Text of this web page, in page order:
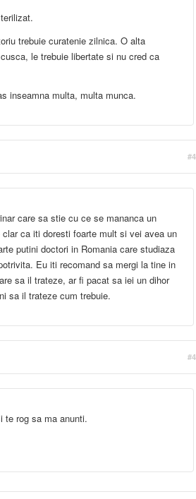
trebuie curatenie zilnica. O alta
le trebuie libertate si nu cred ca
inseamna multa, multa munca.
care sa stie cu ce se mananca un
ca iti doresti foarte mult si vei avea un
putini doctori in Romania care studiaza
Eu iti recomand sa mergi la tine in
sa il trateze, ar fi pacat sa iei un dihor
sa il trateze cum trebuie.
te rog sa ma anunti.